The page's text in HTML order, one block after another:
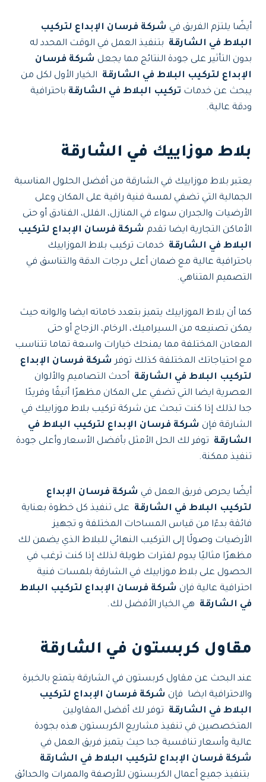
أيضًا يلتزم الفريق في شركة فرسان الإبداع لتركيب
البلاط في الشارقة بتنفيذ العمل في الوقت المحدد له
بدون التأثير على جودة النتائج مما يجعل شركة فرسان
الإبداع لتركيب البلاط في الشارقة الخيار الأول لكل من
يبحث عن خدمات تركيب البلاط في الشارقة باحترافية
ودقة عالية.
بلاط موزاييك في الشارقة
يعتبر بلاط موزاييك في الشارقة من أفضل الحلول المناسبة
الجمالية التي تضفي لمسة فنية راقية على المكان وعلى
الأرضيات والجدران سواء في المنازل، الفلل، الفنادق أو حتى
الأماكن التجارية ايضا تقدم شركة فرسان الإبداع لتركيب
البلاط في الشارقة خدمات تركيب بلاط الموزاييك
باحترافية عالية مع ضمان أعلى درجات الدقة والتناسق في
التصميم المتناهي.
كما أن بلاط الموزاييك يتميز بتعدد خاماته ايضا والوانه حيث
يمكن تصنيعه من السيراميك، الرخام، الزجاج أو حتى
المعادن المختلفة مما يمنحك خيارات واسعة تماما تتناسب
مع احتياجاتك المختلفة كذلك توفر شركة فرسان الإبداع
لتركيب البلاط في الشارقة أحدث التصاميم والألوان
العصرية ايضا التي تضفي على المكان مظهرًا أنيقًا وفريدًا
جدا لذلك إذا كنت تبحث عن شركة تركيب بلاط موزاييك في
الشارقة فإن شركة فرسان الإبداع لتركيب البلاط في
الشارقة توفر لك الحل الأمثل بأفضل الأسعار وأعلى جودة
تنفيذ ممكنة.
أيضًا يحرص فريق العمل في شركة فرسان الإبداع
لتركيب البلاط في الشارقة على تنفيذ كل خطوة بعناية
فائقة بدءًا من قياس المساحات المختلفة و تجهيز
الأرضيات وصولًا إلى التركيب النهائي للبلاط الذي يضمن لك
مظهرًا مثاليًا يدوم لفترات طويلة لذلك إذا كنت ترغب في
الحصول على بلاط موزاييك في الشارقة بلمسات فنية
احترافية عالية فإن شركة فرسان الإبداع لتركيب البلاط
في الشارقة هي الخيار الأفضل لك.
مقاول كربستون في الشارقة
عند البحث عن مقاول كربستون في الشارقة يتمتع بالخبرة
والاحترافية ايضا فإن شركة فرسان الإبداع لتركيب
البلاط في الشارقة توفر لك أفضل المقاولين
المتخصصين في تنفيذ مشاريع الكربستون هذه بجودة
عالية وأسعار تنافسية جدا حيث يتميز فريق العمل في
شركة فرسان الإبداع لتركيب البلاط في الشارقة
بتنفيذ جميع أعمال الكربستون للأرصفة والممرات والحدائق